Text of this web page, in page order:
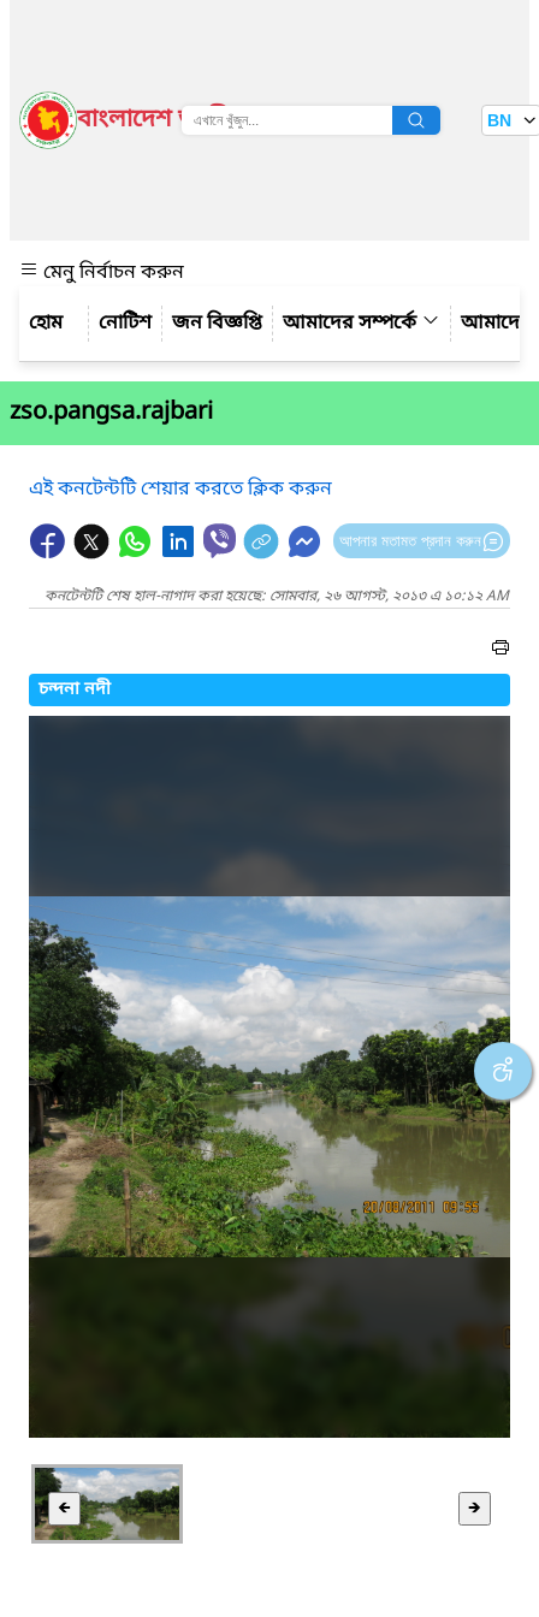
বাংলাদেশ জাতীয় তথ্য বাতায়ন BN
মেনু নির্বাচন করুন
নোটিশ
জন বিজ্ঞপ্তি আমাদের সম্পর্কে আমাদের
zso.pangsa.rajbari
এই কনটেন্টটি শেয়ার করতে ক্লিক করুন
আপনার মতামত প্রদান করুন
কনটেন্টটি শেষ হাল-নাগাদ করা হয়েছে: সোমবার, ২৬ আগস্ট, ২০১৩ এ ১০:১২ AM
চন্দনা নদী
❮ ❯
🡸 🡺